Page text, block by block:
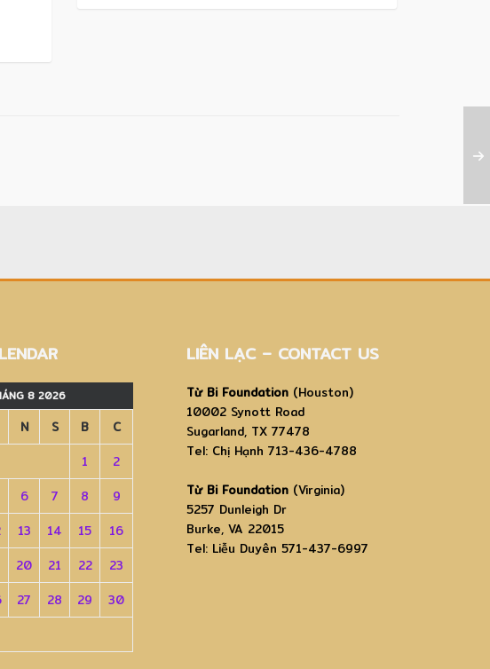
8 2026
N S B
C
1
2
6 7 8
9
13 14 15
16
20 21 22
23
27 28 29
30
LIÊN LẠC – CONTACT US
Từ Bi Foundation (Houston)
10002 Synott Road
Sugarland, TX 77478
Tel: Chị Hạnh 713-436-4788
Từ Bi Foundation (Virginia)
5257 Dunleigh Dr
Burke, VA 22015
Tel: Liễu Duyên 571-437-6997